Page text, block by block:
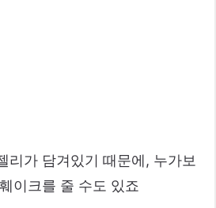
리가 담겨있기 때문에, 누가보
이크를 줄 수도 있죠